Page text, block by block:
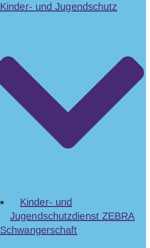
Kinder- und Jugendschutz
Kinder- und
Jugendschutzdienst ZEBRA
Schwangerschaft